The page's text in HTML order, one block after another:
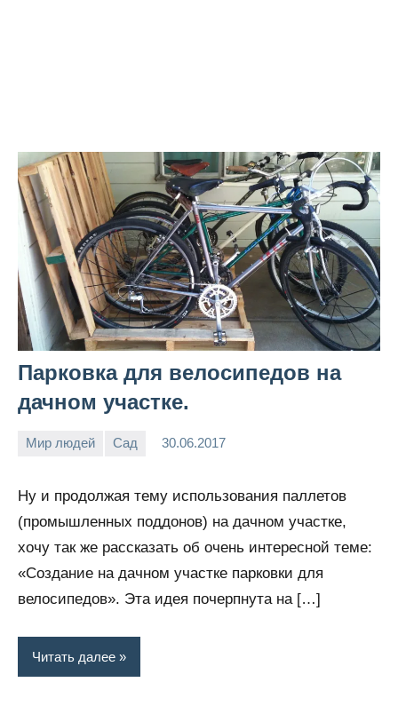
Парковка для велосипедов на
дачном участке.
Мир людей Сад 30.06.2017
Victoria
Ну и продолжая тему использования паллетов
(промышленных поддонов) на дачном участке,
хочу так же рассказать об очень интересной теме:
«Создание на дачном участке парковки для
велосипедов». Эта идея почерпнута на […]
Читать далее